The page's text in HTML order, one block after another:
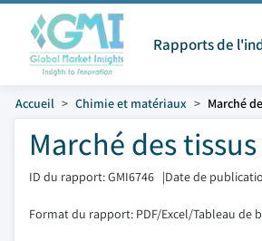
Rapports de
Accueil Chimie et matériaux Marché
Marché des
ID du rapport: GMI6746 |Date de
Format du rapport: PDF/Excel/Tableau de